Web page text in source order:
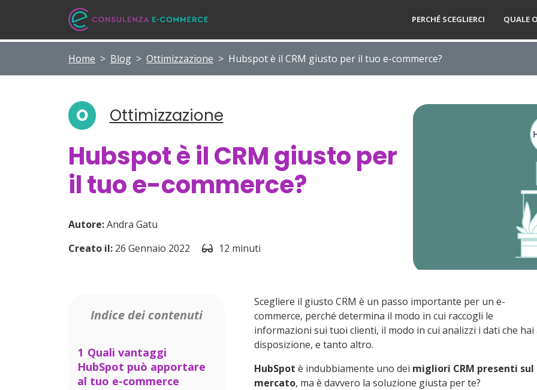
PERCHÉ SCEGLIERCI QUALE
Home > Blog > Ottimizzazione > Hubspot è il CRM giusto per il tuo e-commerce?
O Ottimizzazione
Hubspot è il CRM giusto per
il tuo e-commerce?
Autore:Andra Gatu
Creato il: 26 Gennaio 2022 12 minuti
Indice dei contenuti
1 Quali vantaggi
HubSpot può apportare
al tuo e-commerce
Scegliere il giusto CRM è un passo importante per un e-
commerce, perché determina il modo in cui raccogli le
informazioni sui tuoi clienti, il modo in cui analizzi i dati che hai
disposizione, e tanto altro.
HubSpot è indubbiamente uno dei migliori CRM presenti sul
mercato, ma è davvero la soluzione giusta per te?